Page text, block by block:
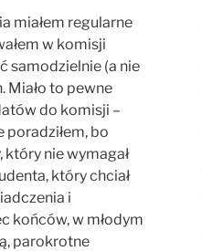
miałem regularne
w komisji
samodzielnie (a nie
Miało to pewne
do komisji –
poradziłem, bo
który nie wymagał
który chciał
i
końców, w młodym
parokrotne